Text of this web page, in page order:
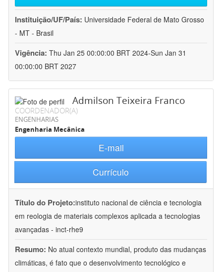
Instituição/UF/País: Universidade Federal de Mato Grosso
- MT - Brasil
Vigência: Thu Jan 25 00:00:00 BRT 2024-Sun Jan 31
00:00:00 BRT 2027
Admilson Teixeira Franco
COORDENADOR(A)
ENGENHARIAS
Engenharia Mecânica
E-mail
Currículo
Título do Projeto:instituto nacional de ciência e tecnologia
em reologia de materiais complexos aplicada a tecnologias
avançadas - inct-rhe9
Resumo: No atual contexto mundial, produto das mudanças
climáticas, é fato que o desenvolvimento tecnológico e